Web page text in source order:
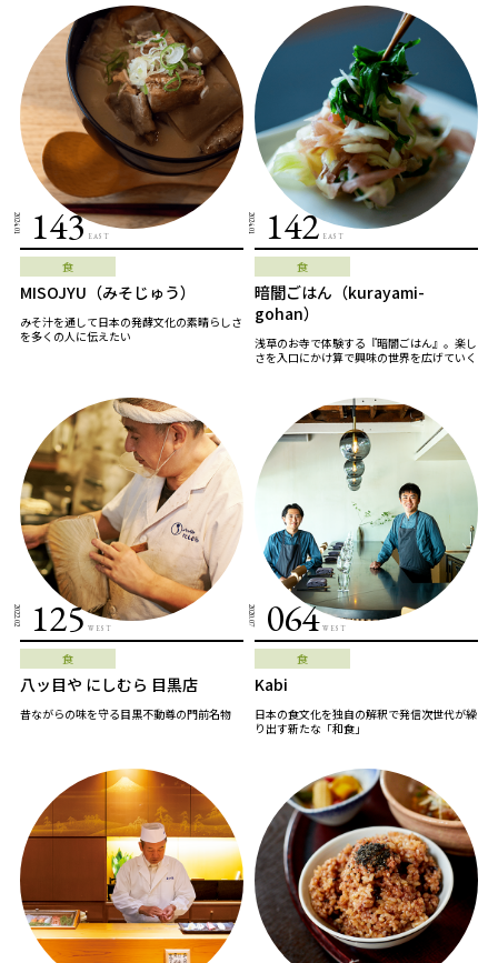
2024.01 143 EAST
食
MISOJYU（みそじゅう）
みそ汁を通して日本の発酵文化の素晴らしさ
を多くの人に伝えたい
2024.01 142 EAST
食
暗闇ごはん（kurayami-
gohan）
浅草のお寺で体験する『暗闇ごはん』。楽し
さを入口にかけ算で興味の世界を広げていく
2022.02 125 WEST
食
八ッ目や にしむら 目黒店
昔ながらの味を守る目黒不動尊の門前名物
2020.07 064 WEST
食
Kabi
日本の食文化を独自の解釈で発信次世代が繰
り出す新たな「和食」